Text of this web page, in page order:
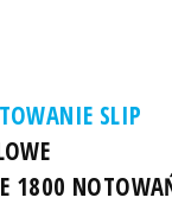
SLIP
1800